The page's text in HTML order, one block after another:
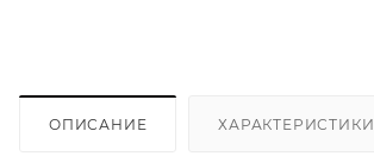
ОПИСАНИЕ ХАРАКТЕРИСТИКИ